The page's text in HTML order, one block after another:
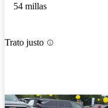
54 millas
Trato justo